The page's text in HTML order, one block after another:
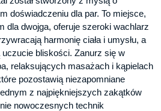
doświadczeniu dla par. To miejsce,
dla dwojga, oferuje szeroki wachlarz
harmonię ciała i umysłu, a
bliskości. Zanurz się w
relaksujących masażach i kąpielach
pozostawią niezapomniane
z najpiękniejszych zakątków
nowoczesnych technik